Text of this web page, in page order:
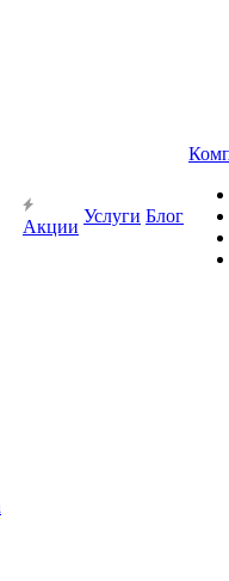
Акции
Услуги Блог